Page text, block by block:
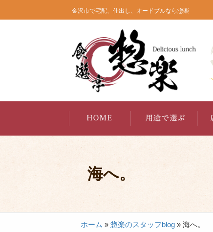
ッ
金沢市で宅配、仕出し、オードブルなら惣楽
海へ。
ホーム » 惣楽のスタッフblog » 海へ。